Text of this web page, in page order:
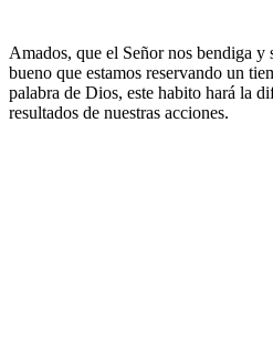
Amados, que el Señor nos bendiga y
bueno que estamos reservando un
palabra de Dios, este habito hará la
resultados de nuestras acciones.